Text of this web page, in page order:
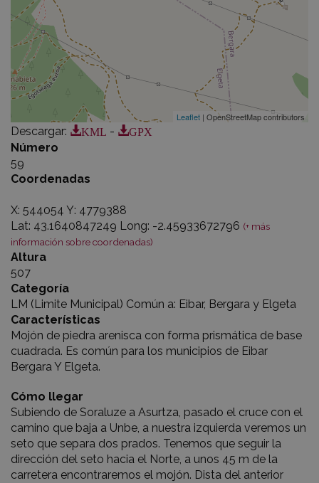
Leaflet | OpenStreetMap contributors
Descargar: KML -
GPX
Número
59
Coordenadas
X: 544054 Y: 4779388
Lat: 43.1640847249 Long: -2.45933672796 (+ más
información sobre coordenadas)
Altura
507
Categoría
LM (Limite Municipal) Común a: Eibar, Bergara y Elgeta
Características
Mojón de piedra arenisca con forma prismática de base
cuadrada. Es común para los municipios de Eibar
Bergara Y Elgeta.
Cómo llegar
Subiendo de Soraluze a Asurtza, pasado el cruce con el
camino que baja a Unbe, a nuestra izquierda veremos un
seto que separa dos prados. Tenemos que seguir la
dirección del seto hacia el Norte, a unos 45 m de la
carretera encontraremos el mojón. Dista del anterior